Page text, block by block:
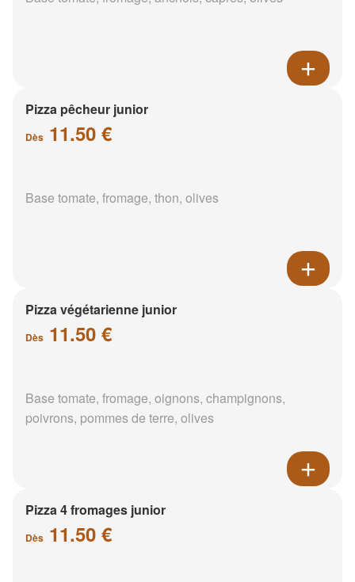
Pizza pêcheur junior
Dès 11.50 €
Base tomate, fromage, thon, olives
Pizza végétarienne junior
Dès 11.50 €
Base tomate, fromage, oignons, champignons,
poivrons, pommes de terre, olives
Pizza 4 fromages junior
Dès 11.50 €